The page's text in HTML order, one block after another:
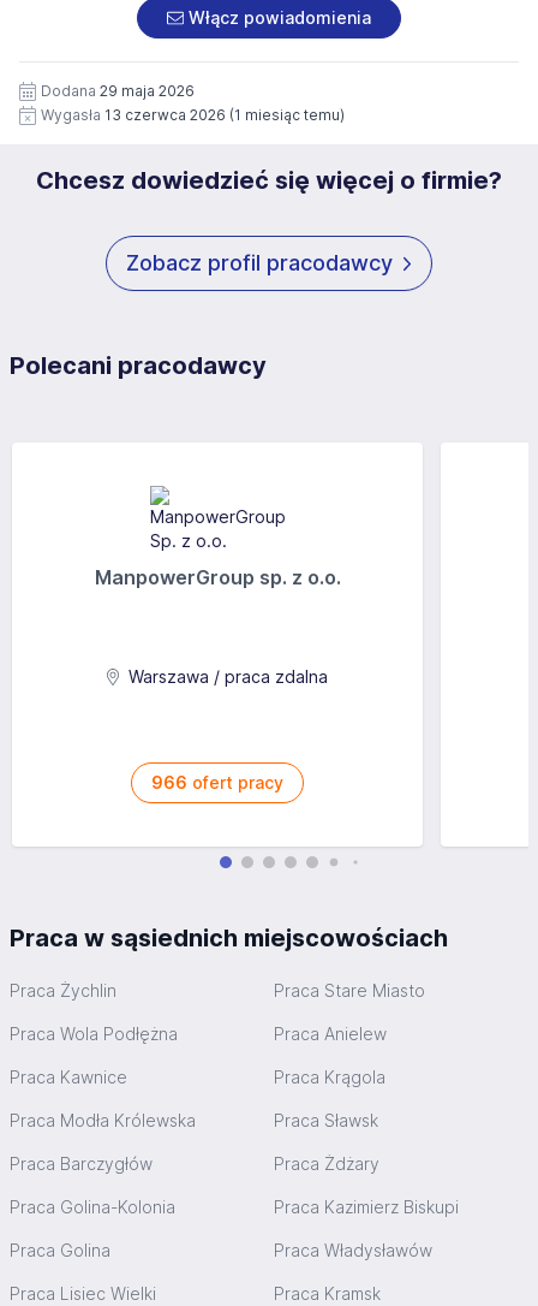
pod numerem 33 816 64 09 lub pisemnie na adres
siedziby administratora.
https://www.workprofit.pl/klauzula-informacyjna.html
załączonych dokumentach aplikacyjnych (w tym
wizerunku), na potrzeby przyszłych rekrutacji przez okres
12 miesięcy. Zgoda jest dobrowolna i może być w każdym
czasie wycofana.
Włącz powiadomienia
Dodana 29 maja 2026
Wygasła 13 czerwca 2026 (1 miesiąc temu)
Chcesz dowiedzieć się więcej o firmie?
Zobacz profil pracodawcy
Polecani pracodawcy
ManpowerGroup sp. z o.o.
Warszawa / praca zdalna
966 ofert pracy
Praca w sąsiednich miejscowościach
Praca Żychlin Praca Stare Miasto
Praca Wola Podłężna Praca Anielew
Praca Kawnice Praca Krągola
Praca Modła Królewska Praca Sławsk
Praca Barczygłów Praca Żdżary
Praca Golina-Kolonia Praca Kazimierz Biskupi
Praca Golina Praca Władysławów
Praca Lisiec Wielki Praca Kramsk